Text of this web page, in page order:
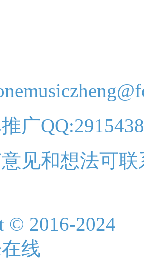
广
见和想法可
© 2016-2024
线